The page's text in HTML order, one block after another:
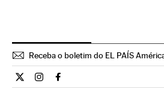
Receba o boletim do EL PAÍS
Economia El País Brasil en Twitter
Economia El País Brasil en
Economia El País Brasil